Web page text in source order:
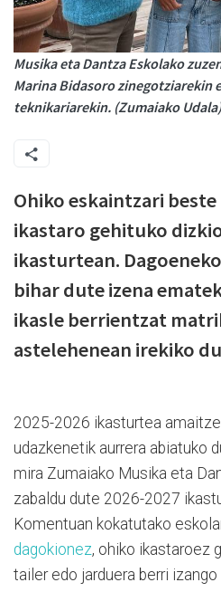
Musika eta Dantza Eskolako
Marina Bidasoro zinegotziarekin
teknikariarekin. (Zumaiako Udala)
Ohiko eskaintzari
ikastaro gehituko
ikasturtean.
bihar dute izena
ikasle berrientzat
astelehenean irekiko
2025-2026 ikasturtea
udazkenetik aurrera abiatuko
mira Zumaiako Musika eta
zabaldu dute 2026-2027
Komentuan kokatutako
dagokionez, ohiko ikastaroez
tailer edo jarduera berri